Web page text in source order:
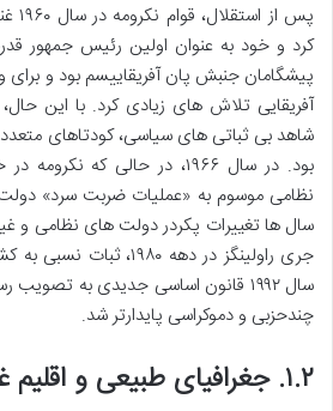
پس
کرد و خود به عنوان اولین رئیس جمهور
پیشگامان جنبش پان آفریقاییسم بود و
آفریقایی تلاش های زیادی کرد. با این
شاهد بی ثباتی های سیاسی، کودتاهای
بود. در سال ۱۹۶۶، در حالی که
نظامی موسوم به «عملیات ضربت سرد»
سال ها تغییرات پکردر دولت های نظامی و
جری راولینگز در دهه
سال ۱۹۹۲ قانون اساسی جدیدی به
چندحزبی و دموکراسی پایدارتر شد.
۱.۲. جغرافیای طبیعی و اقلیم غنا